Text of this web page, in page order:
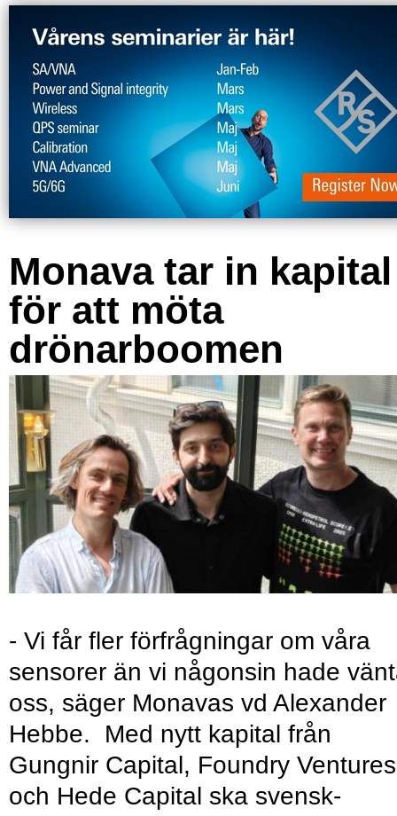
Monava tar in kapital
för att möta
drönarboomen
- Vi får fler förfrågningar om våra
sensorer än vi någonsin hade
oss, säger Monavas vd Alexander
Hebbe. Med nytt kapital från
Gungnir Capital, Foundry Ventures
och Hede Capital ska svensk-